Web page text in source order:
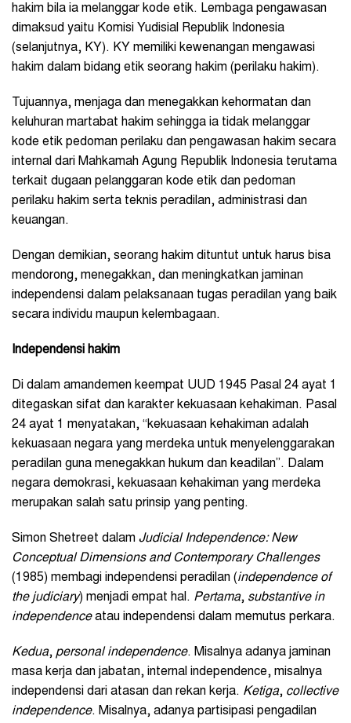
hakim bila ia melanggar kode etik. Lembaga pengawasan
dimaksud yaitu Komisi Yudisial Republik Indonesia
(selanjutnya, KY). KY memiliki kewenangan mengawasi
hakim dalam bidang etik seorang hakim (perilaku hakim).
Tujuannya, menjaga dan menegakkan kehormatan dan
keluhuran martabat hakim sehingga ia tidak melanggar
kode etik pedoman perilaku dan pengawasan hakim secara
internal dari Mahkamah Agung Republik Indonesia terutama
terkait dugaan pelanggaran kode etik dan pedoman
perilaku hakim serta teknis peradilan, administrasi dan
keuangan.
Dengan demikian, seorang hakim dituntut untuk harus bisa
mendorong, menegakkan, dan meningkatkan jaminan
independensi dalam pelaksanaan tugas peradilan yang baik
secara individu maupun kelembagaan.
Independensi hakim
Di dalam amandemen keempat UUD 1945 Pasal 24 ayat 1
ditegaskan sifat dan karakter kekuasaan kehakiman. Pasal
24 ayat 1 menyatakan, “kekuasaan kehakiman adalah
kekuasaan negara yang merdeka untuk menyelenggarakan
peradilan guna menegakkan hukum dan keadilan”. Dalam
negara demokrasi, kekuasaan kehakiman yang merdeka
merupakan salah satu prinsip yang penting.
Simon Shetreet dalam Judicial Independence: New
Conceptual Dimensions and Contemporary Challenges
(1985) membagi independensi peradilan (independence of
the judiciary) menjadi empat hal. Pertama, substantive in
independenceatau independensi dalam memutus perkara.
Kedua, personal independence. Misalnya adanya jaminan
masa kerja dan jabatan, internal independence, misalnya
independensi dari atasan dan rekan kerja. Ketiga, collective
independence. Misalnya, adanya partisipasi pengadilan